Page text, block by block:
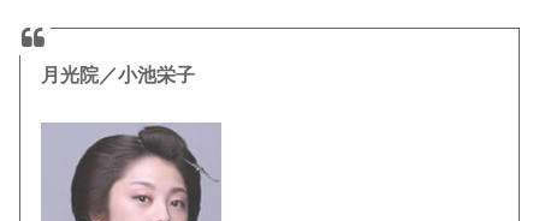
月光院／小池栄子